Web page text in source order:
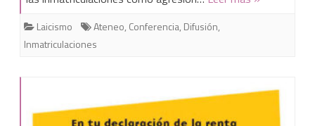
en
Jerez
Laicismo Ateneo, Conferencia, Difusión,
Inmatriculaciones